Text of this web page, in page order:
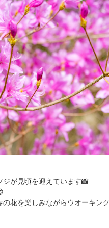
が見頃を迎えています📸
花を楽しみながらウオーキン